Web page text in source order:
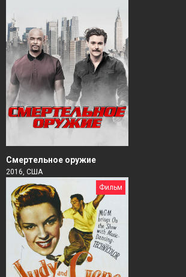
Смертельное оружие
2016, США
Фильм